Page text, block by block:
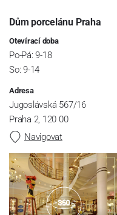
Dům porcelánu Praha
Otevírací doba
Po-Pá: 9-18
So: 9-14
Adresa
Jugoslávská 567/16
Praha 2, 120 00
Navigovat